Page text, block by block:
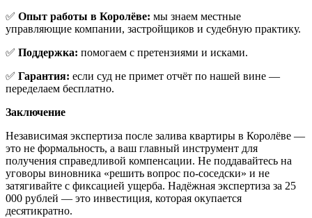
✅ Опыт работы в Королёве: мы знаем местные
управляющие компании, застройщиков и судебную практику.
✅ Поддержка: помогаем с претензиями и исками.
✅ Гарантия: если суд не примет отчёт по нашей вине —
переделаем бесплатно.
Заключение
Независимая экспертиза после залива квартиры в Королёве —
это не формальность, а ваш главный инструмент для
получения справедливой компенсации. Не поддавайтесь на
уговоры виновника «решить вопрос по-соседски» и не
затягивайте с фиксацией ущерба. Надёжная экспертиза за 25
000 рублей — это инвестиция, которая окупается
десятикратно.